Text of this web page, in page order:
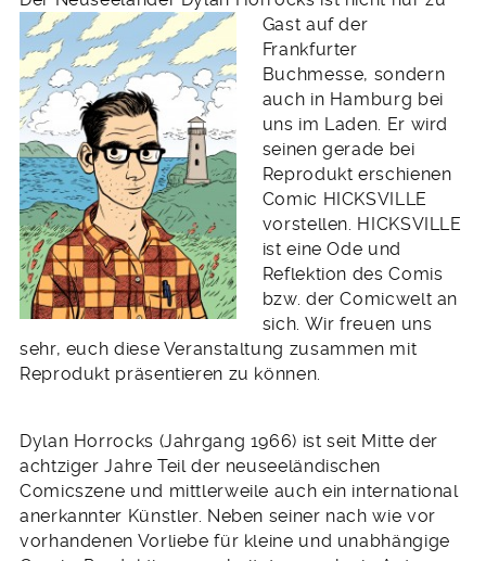
Gast auf der
Frankfurter
Buchmesse, sondern
auch in Hamburg bei
uns im Laden. Er wird
seinen gerade bei
Reprodukt erschienen
Comic HICKSVILLE
vorstellen. HICKSVILLE
ist eine Ode und
Reflektion des Comis
bzw. der Comicwelt an
sich. Wir freuen uns
sehr, euch diese Veranstaltung zusammen mit
Reprodukt präsentieren zu können.
Dylan Horrocks (Jahrgang 1966) ist seit Mitte der
achtziger Jahre Teil der neuseeländischen
Comicszene und mittlerweile auch ein international
anerkannter Künstler. Neben seiner nach wie vor
vorhandenen Vorliebe für kleine und unabhängige